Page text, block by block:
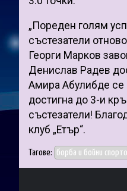
„Пореден голям
състезатели
Георги Марков
Денислав Радев
Амира Абулибде се
достигна до 3-и
състезатели!
клуб „Етър“.
Тагове: борба и бойни